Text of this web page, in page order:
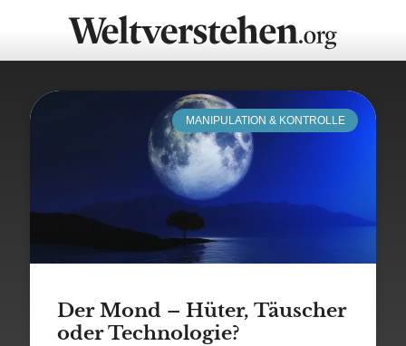
MANIPULATION & KONTROLLE
Der Mond – Hüter, Täuscher
oder Technologie?